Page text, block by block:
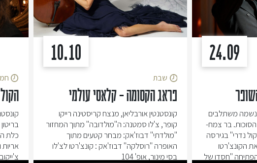
24.09
נשמה משתלבים
בר צמח-
נדרי" בגירסה
הקונצ'רטו
"חסדו של
10.10
שבת
פראג הקסומה – קלאסי עולמי
קונסטנטין אורבליאן, מנצח קריסטינה רייקו
קופר, צ'לו סמטנה: ה"מולדובה" מתוך המחזור
"מולדתי" דבוז'אק: מבחר קטעים מתוך
האופרה "רוסלקה" דבוז'אק : קונצ'רטו לצ'לו
בסי מינור, אופ' 104
כלת